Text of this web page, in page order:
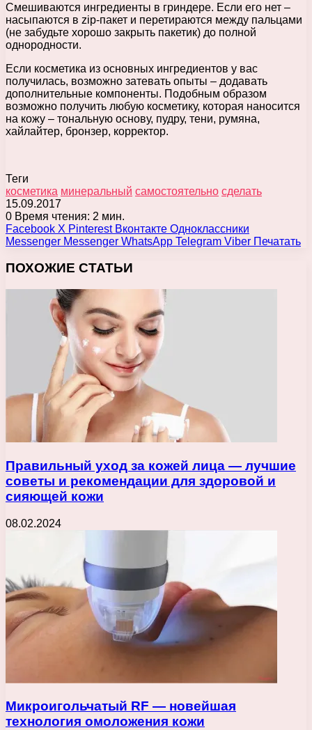
Смешиваются ингредиенты в гриндере. Если его нет –
насыпаются в zip-пакет и перетираются между пальцами
(не забудьте хорошо закрыть пакетик) до полной
однородности.
Если косметика из основных ингредиентов у вас
получилась, возможно затевать опыты – додавать
дополнительные компоненты. Подобным образом
возможно получить любую косметику, которая наносится
на кожу – тональную основу, пудру, тени, румяна,
хайлайтер, бронзер, корректор.
Теги
косметика минеральный самостоятельно сделать
15.09.2017
0 Время чтения: 2 мин.
Facebook X Pinterest Вконтакте Одноклассники
Messenger Messenger WhatsApp Telegram Viber Печатать
ПОХОЖИЕ СТАТЬИ
Правильный уход за кожей лица — лучшие
советы и рекомендации для здоровой и
сияющей кожи
08.02.2024
Микроигольчатый RF — новейшая
технология омоложения кожи